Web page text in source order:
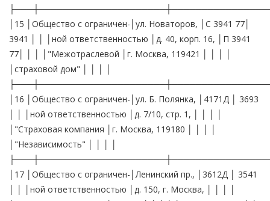
│15 │Общество с ограничен-│ул. Новаторов, │С 3941 77│
3941 │ │ │ной ответственностью │д. 40, корп. 16, │П 3941
77│ │ │ │"Межотраслевой │г. Москва, 119421 │ │ │ │
│страховой дом" │ │ │ │
│16 │Общество с ограничен-│ул. Б. Полянка, │4171Д │ 3693
│ │ │ной ответственностью │д. 7/10, стр. 1, │ │ │ │
│"Страховая компания │г. Москва, 119180 │ │ │ │
│"Независимость" │ │ │ │
│17 │Общество с ограничен-│Ленинский пр., │3612Д │ 3541
│ │ │ной ответственностью │д. 150, г. Москва, │ │ │ │